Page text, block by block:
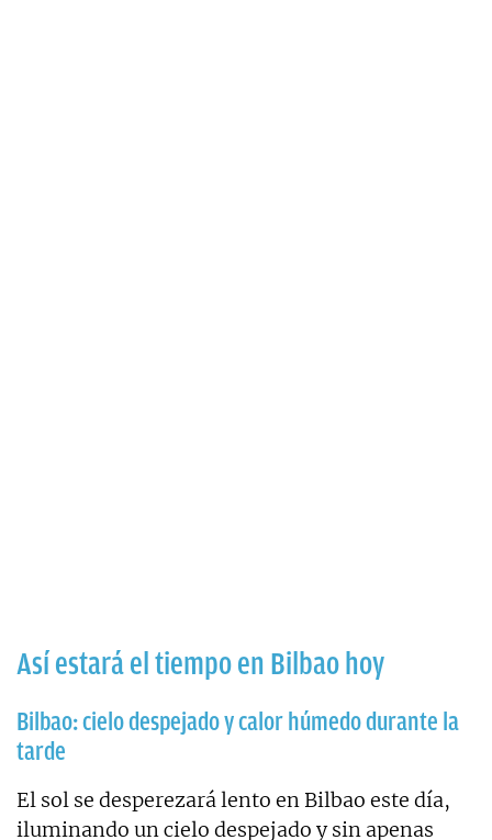
Así estará el tiempo en Bilbao hoy
Bilbao: cielo despejado y calor húmedo durante la
tarde
El sol se desperezará lento en Bilbao este día,
iluminando un cielo despejado y sin apenas